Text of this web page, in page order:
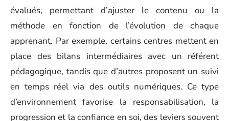
évalués, permettant d’ajuster le contenu ou la
méthode en fonction de l’évolution de chaque
apprenant. Par exemple, certains centres mettent en
place des bilans intermédiaires avec un référent
pédagogique, tandis que d’autres proposent un suivi
en temps réel via des outils numériques. Ce type
d’environnement favorise la responsabilisation, la
progression et la confiance en soi, des leviers souvent